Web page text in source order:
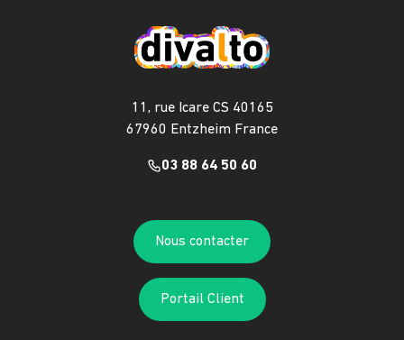
11, rue Icare CS 40165
67960 Entzheim France
03 88 64 50 60
Nous contacter
Portail Client